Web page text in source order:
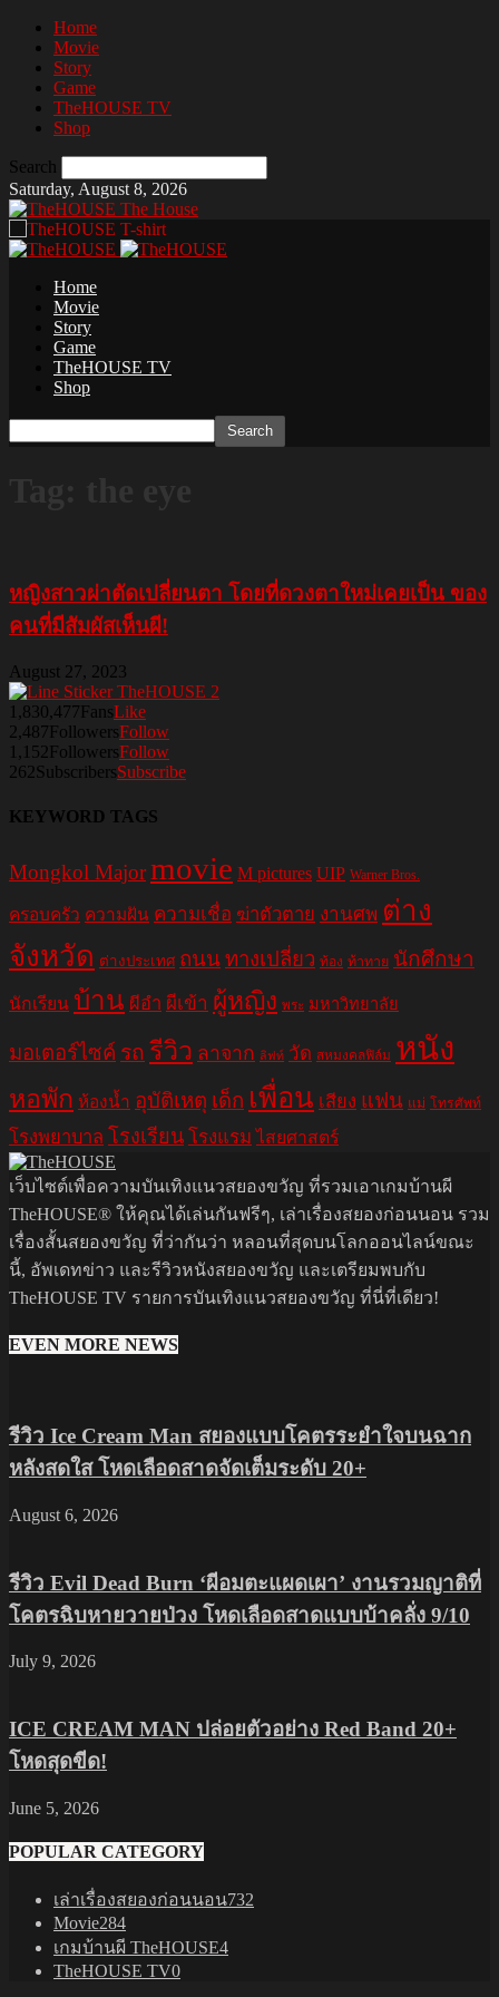
Home
Movie
Story
Game
TheHOUSE TV
Shop
Search
Saturday, August 8, 2026
The House
Home
Movie
Story
Game
TheHOUSE TV
Shop
หญิงสาวผ่าตัดเปลี่ยนตา โดยที่ดวงตาใหม่เคยเป็น ของ
คนที่มีสัมผัสเห็นผี!
August 27, 2023
1,830,477FansLike
2,487FollowersFollow
1,152FollowersFollow
262SubscribersSubscribe
KEYWORD TAGS
Mongkol Majormovie M pictures UIP Warner Bros.
ครอบครัว ความฝัน ความเชื่อ ฆ่าตัวตาย งานศพ ต่าง
จังหวัด ต่างประเทศ ถนนทางเปลี่ยว ท้อง ท้าทาย นักศึกษา
นักเรียน บ้าน ผีอำ ผีเข้า ผู้หญิง พระ มหาวิทยาลัย
มอเตอร์ไซค์ รถ รีวิว ลาจาก ลิฟท์ วัด สหมงคลฟิล์ม หนัง
หอพัก ห้องน้ำ อุบัติเหตุ เด็ก เพื่อน เสียง แฟน แม่ โทรศัพท์
โรงพยาบาล โรงเรียน โรงแรม ไสยศาสตร์
เว็บไซต์เพื่อความบันเทิงแนวสยองขวัญ ที่รวมเอาเกมบ้านผี
TheHOUSE® ให้คุณได้เล่นกันฟรีๆ, เล่าเรื่องสยองก่อนนอน รวม
เรื่องสั้นสยองขวัญ ที่ว่ากันว่า หลอนที่สุดบนโลกออนไลน์ขณะ
นี้, อัพเดทข่าว และรีวิวหนังสยองขวัญ และเตรียมพบกับ
TheHOUSE TV รายการบันเทิงแนวสยองขวัญ ที่นี่ที่เดียว!
EVEN MORE NEWS
รีวิว Ice Cream Man สยองแบบโคตรระยำใจบนฉาก
หลังสดใส โหดเลือดสาดจัดเต็มระดับ 20+
August 6, 2026
รีวิว Evil Dead Burn ‘ผีอมตะแผดเผา’ งานรวมญาติที่
โคตรฉิบหายวายป่วง โหดเลือดสาดแบบบ้าคลั่ง 9/10
July 9, 2026
ICE CREAM MAN ปล่อยตัวอย่าง Red Band 20+
โหดสุดขีด!
June 5, 2026
POPULAR CATEGORY
เล่าเรื่องสยองก่อนนอน732
Movie284
เกมบ้านผี TheHOUSE4
TheHOUSE TV0